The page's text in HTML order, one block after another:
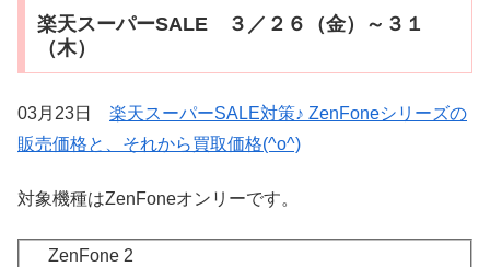
楽天スーパーSALE ３／２６（金）～３１
（木）
03月23日 楽天スーパーSALE対策♪ ZenFoneシリーズの
販売価格と、それから買取価格(^o^)
対象機種はZenFoneオンリーです。
ZenFone 2